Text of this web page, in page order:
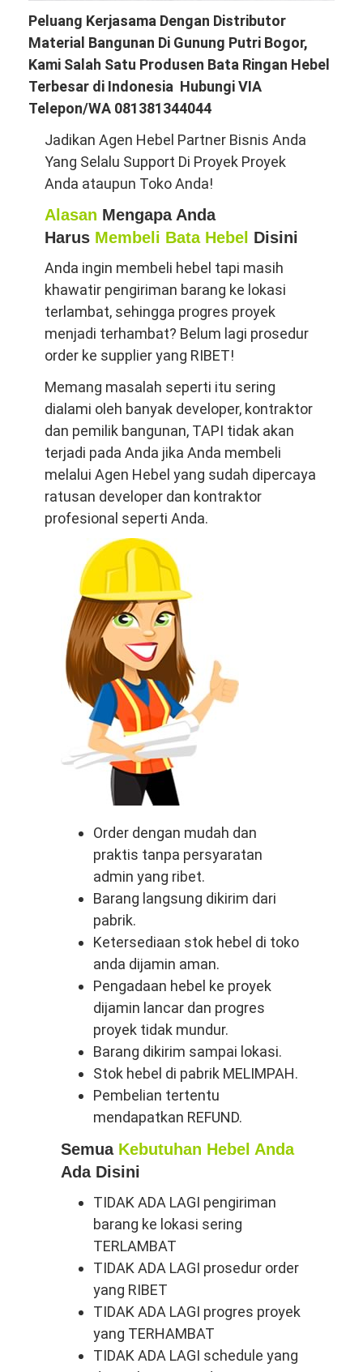
Peluang Kerjasama Dengan Distributor
Material Bangunan Di Gunung Putri Bogor,
Kami Salah Satu Produsen Bata Ringan Hebel
Terbesar di Indonesia Hubungi VIA
Telepon/WA 081381344044
Jadikan Agen Hebel Partner Bisnis Anda
Yang Selalu Support Di Proyek Proyek
Anda ataupun Toko Anda!
Alasan Mengapa Anda
Harus Membeli Bata Hebel Disini
Anda ingin membeli hebel tapi masih
khawatir pengiriman barang ke lokasi
terlambat, sehingga progres proyek
menjadi terhambat? Belum lagi prosedur
order ke supplier yang RIBET!
Memang masalah seperti itu sering
dialami oleh banyak developer, kontraktor
dan pemilik bangunan, TAPI tidak akan
terjadi pada Anda jika Anda membeli
melalui Agen Hebel yang sudah dipercaya
ratusan developer dan kontraktor
profesional seperti Anda.
Order dengan mudah dan
praktis tanpa persyaratan
admin yang ribet.
Barang langsung dikirim dari
pabrik.
Ketersediaan stok hebel di toko
anda dijamin aman.
Pengadaan hebel ke proyek
dijamin lancar dan progres
proyek tidak mundur.
Barang dikirim sampai lokasi.
Stok hebel di pabrik MELIMPAH.
Pembelian tertentu
mendapatkan REFUND.
Semua Kebutuhan Hebel Anda
Ada Disini
TIDAK ADA LAGI pengiriman
barang ke lokasi sering
TERLAMBAT
TIDAK ADA LAGI prosedur order
yang RIBET
TIDAK ADA LAGI progres proyek
yang TERHAMBAT
TIDAK ADA LAGI schedule yang